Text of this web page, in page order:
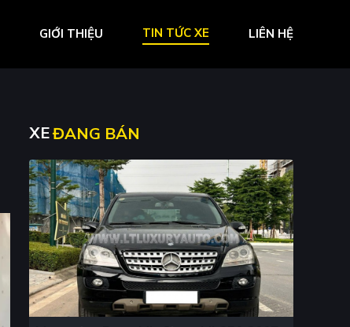
GIỚI THIỆU TIN TỨC XE LIÊN HỆ
XEĐANG BÁN